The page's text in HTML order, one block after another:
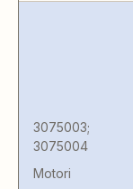
3075003;
3075004
Motori